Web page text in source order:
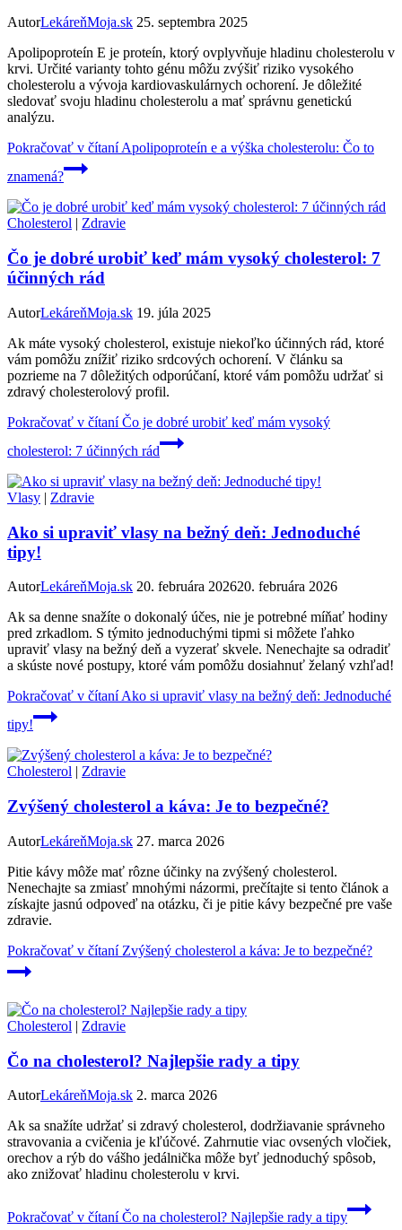
AutorLekáreňMoja.sk 25. septembra 2025
Apolipoproteín E je proteín, ktorý ovplyvňuje hladinu cholesterolu v
krvi. Určité varianty tohto génu môžu zvýšiť riziko vysokého
cholesterolu a vývoja kardiovaskulárnych ochorení. Je dôležité
sledovať svoju hladinu cholesterolu a mať správnu genetickú
analýzu.
Pokračovať v čítaníApolipoproteín e a výška cholesterolu: Čo to
znamená?
Cholesterol Zdravie
Čo je dobré urobiť keď mám vysoký cholesterol: 7
účinných rád
AutorLekáreňMoja.sk 19. júla 2025
Ak máte vysoký cholesterol, existuje niekoľko účinných rád, ktoré
vám pomôžu znížiť riziko srdcových ochorení. V článku sa
pozrieme na 7 dôležitých odporúčaní, ktoré vám pomôžu udržať si
zdravý cholesterolový profil.
Pokračovať v čítaníČo je dobré urobiť keď mám vysoký
cholesterol: 7 účinných rád
Vlasy | Zdravie
Ako si upraviť vlasy na bežný deň: Jednoduché
tipy!
AutorLekáreňMoja.sk 20. februára 202620. februára 2026
Ak sa denne snažíte o dokonalý účes, nie je potrebné míňať hodiny
pred zrkadlom. S týmito jednoduchými tipmi si môžete ľahko
upraviť vlasy na bežný deň a vyzerať skvele. Nenechajte sa odradiť
a skúste nové postupy, ktoré vám pomôžu dosiahnuť želaný vzhľad!
Pokračovať v čítaníAko si upraviť vlasy na bežný deň: Jednoduché
tipy!
Cholesterol | Zdravie
Zvýšený cholesterol a káva: Je to bezpečné?
AutorLekáreňMoja.sk 27. marca 2026
Pitie kávy môže mať rôzne účinky na zvýšený cholesterol.
Nenechajte sa zmiasť mnohými názormi, prečítajte si tento článok a
získajte jasnú odpoveď na otázku, či je pitie kávy bezpečné pre vaše
zdravie.
Pokračovať v čítaníZvýšený cholesterol a káva: Je to bezpečné?
Cholesterol | Zdravie
Čo na cholesterol? Najlepšie rady a tipy
AutorLekáreňMoja.sk 2. marca 2026
Ak sa snažíte udržať si zdravý cholesterol, dodržiavanie správneho
stravovania a cvičenia je kľúčové. Zahrnutie viac ovsených vločiek,
orechov a rýb do vášho jedálnička môže byť jednoduchý spôsob,
ako znižovať hladinu cholesterolu v krvi.
Pokračovať v čítaníČo na cholesterol? Najlepšie rady a tipy